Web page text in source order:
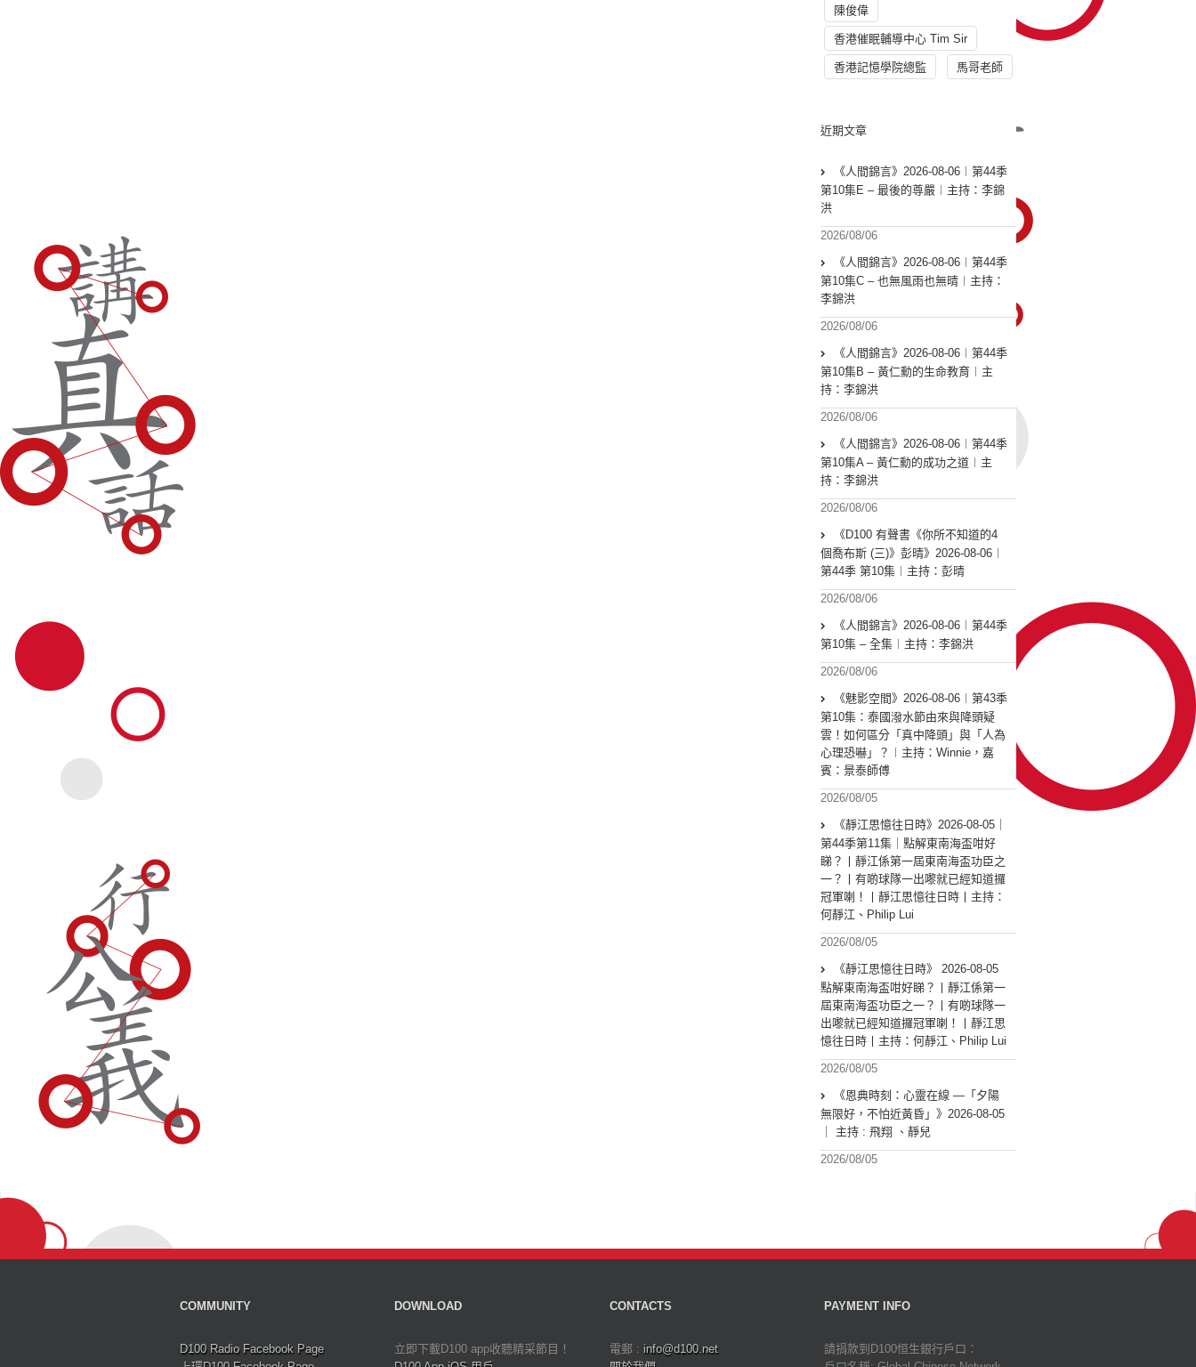
陳俊偉
香港催眠輔導中心 Tim Sir
香港記憶學院總監 馬哥老師
近期文章
《人間錦言》2026-08-06︱第44季
第10集E – 最後的尊嚴︱主持：李錦
洪
2026/08/06
《人間錦言》2026-08-06︱第44季
第10集C – 也無風雨也無晴︱主持：
李錦洪
2026/08/06
《人間錦言》2026-08-06︱第44季
第10集B – 黃仁勳的生命教育︱主
持：李錦洪
2026/08/06
《人間錦言》2026-08-06︱第44季
第10集A – 黃仁勳的成功之道︱主
持：李錦洪
2026/08/06
《D100 有聲書《你所不知道的4
個喬布斯 (三)》彭晴》2026-08-06︱
第44季 第10集︱主持：彭晴
2026/08/06
《人間錦言》2026-08-06︱第44季
第10集 – 全集︱主持：李錦洪
2026/08/06
《魅影空間》2026-08-06︱第43季
第10集：泰國潑水節由來與降頭疑
雲！如何區分「真中降頭」與「人為
心理恐嚇」？︱主持：Winnie，嘉
賓：景泰師傅
2026/08/05
《靜江思憶往日時》2026-08-05｜
第44季第11集｜點解東南海盃咁好
睇？丨靜江係第一屆東南海盃功臣之
一？丨有啲球隊一出嚟就已經知道攞
冠軍喇！丨靜江思憶往日時丨主持：
何靜江、Philip Lui
2026/08/05
《靜江思憶往日時》 2026-08-05
點解東南海盃咁好睇？丨靜江係第一
屆東南海盃功臣之一？丨有啲球隊一
出嚟就已經知道攞冠軍喇！丨靜江思
憶往日時丨主持：何靜江、Philip Lui
2026/08/05
《恩典時刻：心靈在線 —「夕陽
無限好，不怕近黃昏」》2026-08-05
｜ 主持 : 飛翔 、靜兒
2026/08/05
COMMUNITY
D100 Radio Facebook Page
DOWNLOAD
立即下載D100 app收聽精采節目！
CONTACTS
電郵 : info@d100.net
PAYMENT INFO
請捐款到D100恒生銀行戶口：